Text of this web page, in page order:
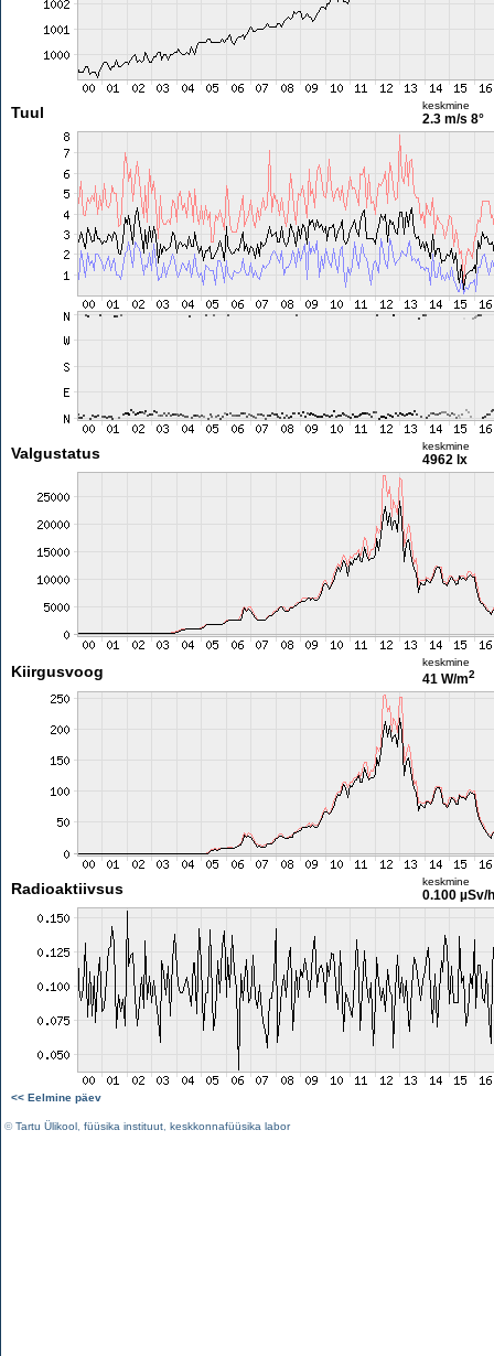
Tuul keskmine
2.3 m/s 8°
Valgustatus keskmine
4962 lx
Kiirgusvoog
keskmine
41 W/m2
Radioaktiivsus keskmine
0.100 µSv/h
<< Eelmine päev
©Tartu Ülikool füüsika instituut keskkonnafüüsika labor